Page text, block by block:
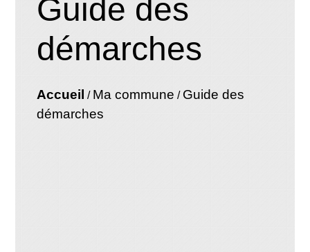
Guide des
démarches
Accueil / Ma commune / Guide des
démarches